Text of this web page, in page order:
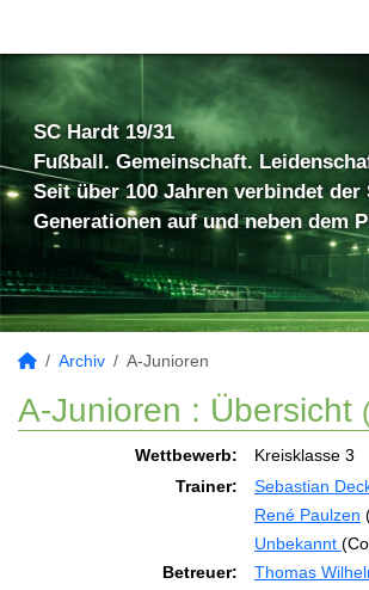
SC Hardt 19/31
Fußball. Gemeinschaft.
Seit über 100 Jahren verbindet der
Generationen auf und neben dem
Archiv A-Junioren
A-Junioren : Übersicht
Wettbewerb:
Kreisklasse 3
Trainer:
Sebastian
René Paulzen
Unbekannt
Betreuer:
Thomas